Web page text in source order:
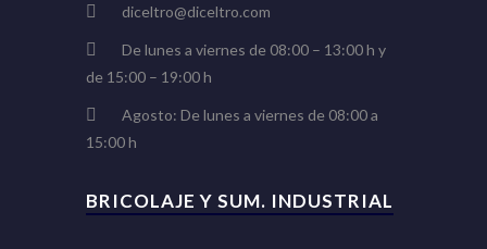
diceltro@diceltro.com
De lunes a viernes de 08:00 – 13:00 h y
de 15:00 – 19:00 h
Agosto: De lunes a viernes de 08:00 a
15:00 h
BRICOLAJE Y SUM. INDUSTRIAL